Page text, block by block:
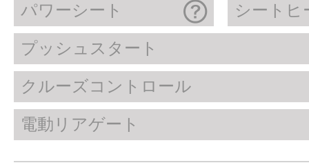
パワーシート シートヒ
プッシュスタート
クルーズコントロール
電動リアゲート